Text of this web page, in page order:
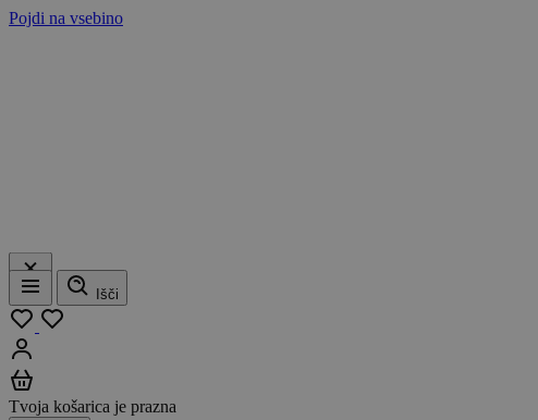
Pojdi na vsebino
Meni
Išči
Tvoja košarica je prazna